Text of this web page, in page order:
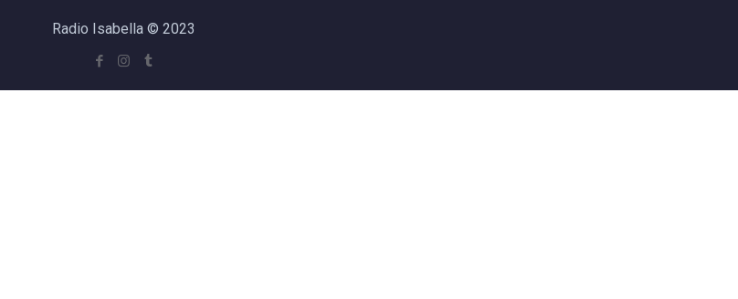
Radio Isabella © 2023